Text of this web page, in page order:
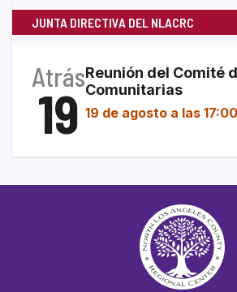
JUNTA DIRECTIVA DEL NLACRC
Atrás
19
Reunión del Comité
Comunitarias
19 de agosto a las 17:00